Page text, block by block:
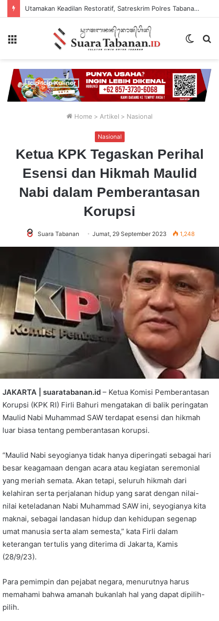
Utamakan Keadilan Restoratif, Satreskrim Polres Tabanan Gelar Perkara Kasus Penganiayaan Anak
Switch
Home > Artikel > Nasional
Nasional
Ketua KPK Tegaskan Perihal
Esensi dan Hikmah Maulid
Nabi dalam Pemberantasan
Korupsi
Suara Tabanan Jumat, 29 September 2023 1,248
JAKARTA | suaratabanan.id – Ketua Komisi Pemberantasan
Korupsi (KPK RI) Firli Bahuri mengatakan di balik peringatan
Maulid Nabi Muhammad SAW terdapat esensi dan hikmah
luar biasa tentang pemberantasan korupsi.
“Maulid Nabi seyogianya tidak hanya diperingati sebagai hari
besar keagamaan dengan acara atau kegiatan seremonial
yang meriah semata. Akan tetapi, seluruh hikmah dari
kelahiran serta perjalanan hidup yang sarat dengan nilai-
nilai keteladanan Nabi Muhammad SAW ini, seyogianya kita
maknai, sebagai landasan hidup dan kehidupan segenap
umat manusia serta alam semesta,” kata Firli dalam
keterangan tertulis yang diterima di Jakarta, Kamis
(28/9/23).
Para pemimpin dan pejabat negara, menurutnya harus
memahami bahwa amanah bukanlah hal yang dapat dipilih-
pilih.